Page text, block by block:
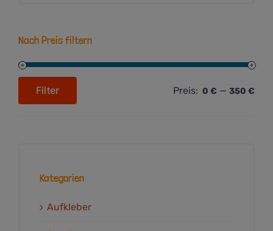
Nach Preis filtern
Max.
Filter Preis: 0 € — 350 €
Kategorien
Aufkleber